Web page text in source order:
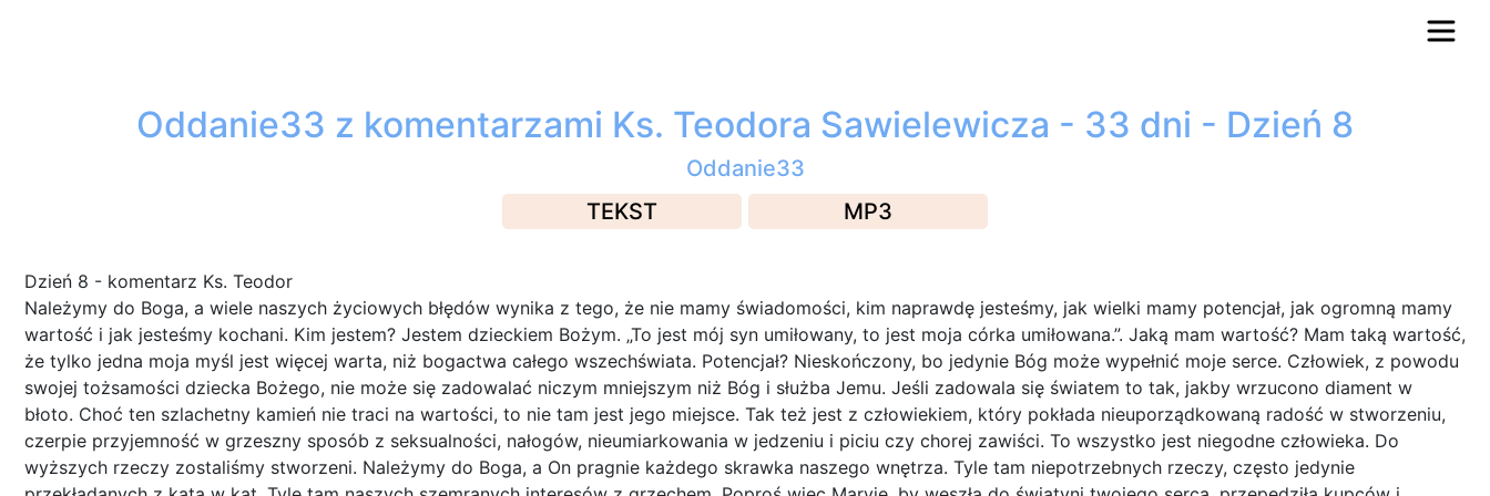
Oddanie33 z komentarzami Ks. Teodora Sawielewicza - 33 dni - Dzień 8
Oddanie33
TEKST
MP3
Dzień 8 - komentarz Ks. Teodor
Należymy do Boga, a wiele naszych życiowych błędów wynika z tego, że nie mamy świadomości, kim naprawdę jesteśmy, jak wielki mamy potencjał, jak ogromną mamy
wartość i jak jesteśmy kochani. Kim jestem? Jestem dzieckiem Bożym. „To jest mój syn umiłowany, to jest moja córka umiłowana.”. Jaką mam wartość? Mam taką wartość,
że tylko jedna moja myśl jest więcej warta, niż bogactwa całego wszechświata. Potencjał? Nieskończony, bo jedynie Bóg może wypełnić moje serce. Człowiek, z powodu
swojej tożsamości dziecka Bożego, nie może się zadowalać niczym mniejszym niż Bóg i służba Jemu. Jeśli zadowala się światem to tak, jakby wrzucono diament w
błoto. Choć ten szlachetny kamień nie traci na wartości, to nie tam jest jego miejsce. Tak też jest z człowiekiem, który pokłada nieuporządkowaną radość w stworzeniu,
czerpie przyjemność w grzeszny sposób z seksualności, nałogów, nieumiarkowania w jedzeniu i piciu czy chorej zawiści. To wszystko jest niegodne człowieka. Do
wyższych rzeczy zostaliśmy stworzeni. Należymy do Boga, a On pragnie każdego skrawka naszego wnętrza. Tyle tam niepotrzebnych rzeczy, często jedynie